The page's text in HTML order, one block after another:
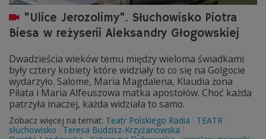
"Ulice Jerozolimy". Słuchowisko Piotra
Biesa w reżyserii Aleksandry Głogowskiej
Dwadzieścia wieków temu między wieloma świadkami
były cztery kobiety które widziały to co się na Golgocie
wydarzyło. Salome, Maria Magdalena, Klaudia żona
Piłata i Maria Alfeuszowa matka apostołów. Choć każda
patrzyła inaczej, każda widziała to samo.
Zobacz więcej na temat: Teatr Polskiego Radia
TEATR
słuchowisko
Teresa Budzisz-Krzyżanowska